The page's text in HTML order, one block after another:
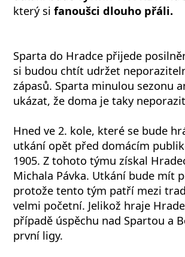
který si fanoušci dlouho přáli.
Sparta do Hradce přijede
si budou chtít udržet
zápasů. Sparta minulou sezonu
ukázat, že doma je taky
Hned ve 2. kole, které se bude
utkání opět před domácím
1905. Z tohoto týmu získal
Michala Pávka. Utkání bude mít
protože tento tým patří mezi
velmi početní. Jelikož hraje
případě úspěchu nad Spartou a
první ligy.